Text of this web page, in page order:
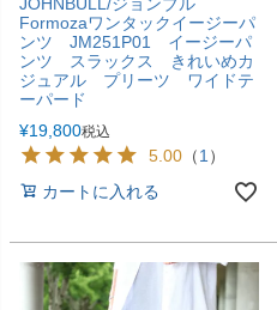
Formozaワンタックイージーパ
ンツ JM251P01 イージーパ
ンツ スラックス きれいめカ
ジュアル プリーツ ワイドテ
ーパード
¥19,800税込
5.00 （1 ）
カートに入れる